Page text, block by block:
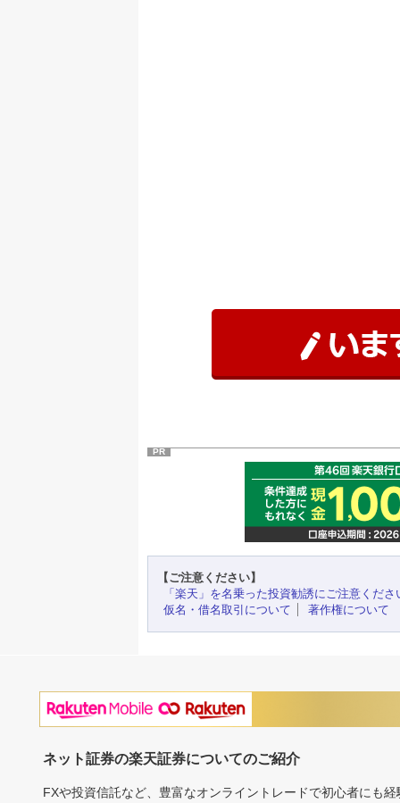
PR
【ご注意ください】
「楽天」を名乗った投資勧誘にご注意くださ
仮名・借名取引について
著作権について
ネット証券の楽天証券についてのご紹介
FXや投資信託など、豊富なオンライントレードで初心者にも